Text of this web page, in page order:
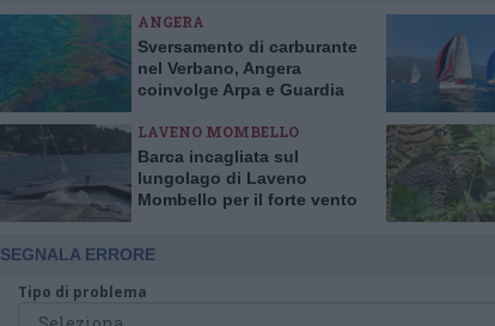
ANGERA
Sversamento di carburante
nel Verbano, Angera
coinvolge Arpa e Guardia
LAVENO MOMBELLO
Barca incagliata sul
lungolago di Laveno
Mombello per il forte vento
SEGNALA ERRORE
Tipo di problema